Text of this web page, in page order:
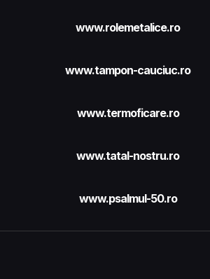
www.rolemetalice.ro
www.tampon-cauciuc.ro
www.termoficare.ro
www.tatal-nostru.ro
www.psalmul-50.ro